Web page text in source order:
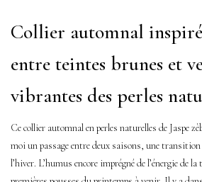
Collier automnal
entre teintes brunes et
vibrantes des perles
Ce collier automnal en perles naturelles de Jaspe
moi un passage entre deux saisons, une
l’hiver. L’humus encore imprégné de l’énergie de